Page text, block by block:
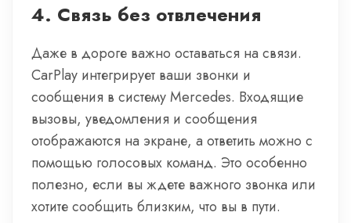
4. Связь без отвлечения
Даже в дороге важно оставаться на связи.
CarPlay интегрирует ваши звонки и
сообщения в систему Mercedes. Входящие
вызовы, уведомления и сообщения
отображаются на экране, а ответить можно с
помощью голосовых команд. Это особенно
полезно, если вы ждете важного звонка или
хотите сообщить близким, что вы в пути.